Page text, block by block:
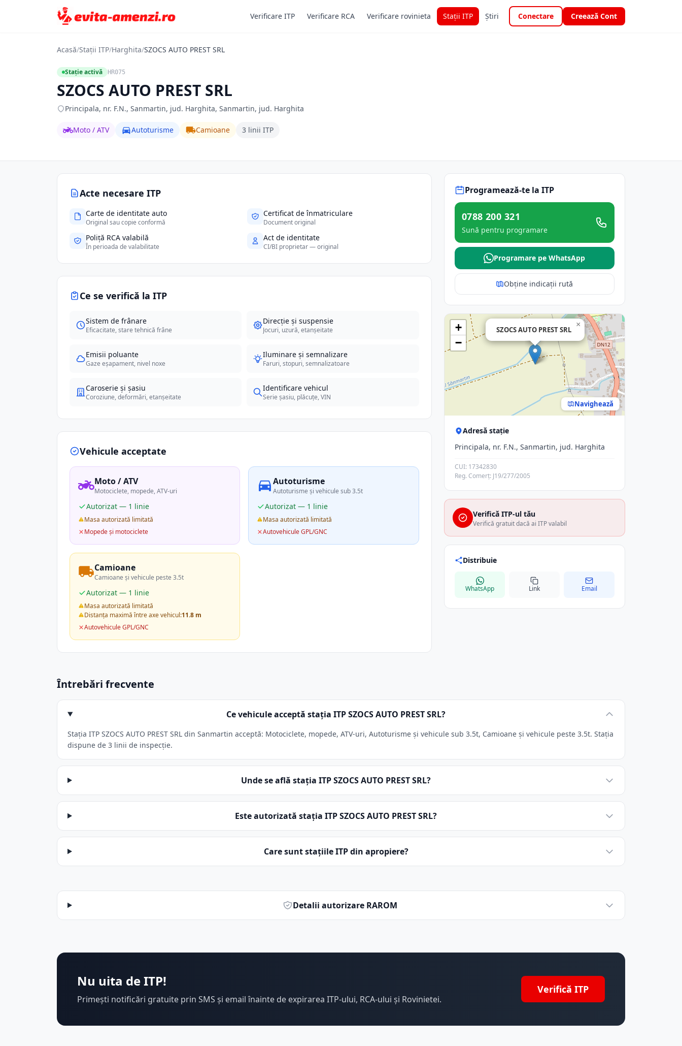
Verificare ITP Verificare RCA Verificare rovinieta Stații ITP Știri Conectare Creează Cont
Acasă/Stații ITP/Harghita/SZOCS AUTO PREST SRL
Stație activă HR075
SZOCS AUTO PREST SRL
Principala, nr. F.N., Sanmartin, jud. Harghita, Sanmartin, jud. Harghita
Moto / ATV Autoturisme Camioane 3 linii ITP
Acte necesare ITP
Carte de identitate auto
Original sau copie conformă
Certificat de înmatriculare
Document original
Poliță RCA valabilă
În perioada de valabilitate
Act de identitate
CI/BI proprietar — original
Ce se verifică la ITP
Sistem de frânare
Eficacitate, stare tehnică frâne
Direcție și suspensie
Jocuri, uzură, etanșeitate
Emisii poluante
Gaze eșapament, nivel noxe
Iluminare și semnalizare
Faruri, stopuri, semnalizatoare
Caroserie și șasiu
Coroziune, deformări, etanșeitate
Identificare vehicul
Serie șasiu, plăcuțe, VIN
Vehicule acceptate
Moto / ATV
Motociclete, mopede, ATV-uri
Autorizat — 1 linie
Masa autorizată limitată
Mopede și motociclete
Autoturisme
Autoturisme și vehicule sub 3.5t
Autorizat — 1 linie
Masa autorizată limitată
Autovehicule GPL/GNC
Camioane
Camioane și vehicule peste 3.5t
Autorizat — 1 linie
Masa autorizată limitată
Distanța maximă între axe vehicul:11.8 m
Autovehicule GPL/GNC
Programează-te la ITP
0788 200 321
Sună pentru programare
Programare pe WhatsApp
Obține indicații rută
SZOCS AUTO PREST SRL
×
+
−
Navighează
Adresă stație
Principala, nr. F.N., Sanmartin, jud. Harghita
CUI: 17342830
Reg. Comerț: J19/277/2005
Verifică ITP-ul tău
Verifică gratuit dacă ai ITP valabil
Distribuie
WhatsApp Link Email
Întrebări frecvente
Ce vehicule acceptă stația ITP SZOCS AUTO PREST SRL?
Stația ITP SZOCS AUTO PREST SRL din Sanmartin acceptă: Motociclete, mopede, ATV-uri, Autoturisme și vehicule sub 3.5t, Camioane și vehicule peste 3.5t. Stația
dispune de 3 linii de inspecție.
Unde se află stația ITP SZOCS AUTO PREST SRL?
Este autorizată stația ITP SZOCS AUTO PREST SRL?
Care sunt stațiile ITP din apropiere?
Detalii autorizare RAROM
Nu uita de ITP!
Primești notificări gratuite prin SMS și email înainte de expirarea ITP-ului, RCA-ului și Rovinietei.
Verifică ITP